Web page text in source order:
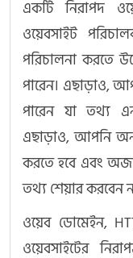
একটি নিরাপদ
ওয়েবসাইট
পরিচালনা করতে
পারেন। এছাড়াও,
পারেন যা তথ্য
এছাড়াও, আপনি
করতে হবে এবং
তথ্য শেয়ার করবেন
ওয়েব ডোমেইন,
ওয়েবসাইটের